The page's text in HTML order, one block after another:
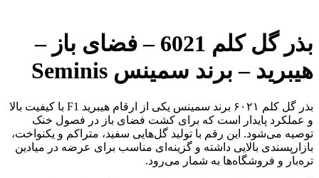
بذر گل کلم 6021 – فضای باز –
هیبرید – برند سمینس Seminis
بذر گل کلم ۶۰۲۱ برند سمینس یکی از ارقام هیبرید F1 با کیفیت بالا
و عملکرد پایدار است که برای کشت فضای باز در فصول خنک
توصیه می‌شود. این رقم با تولید گل‌هایی سفید، متراکم و یکنواخت،
بازارپسندی بالایی داشته و گزینه‌ای مناسب برای عرضه در میادین
تره‌بار و فروشگاه‌ها به شمار می‌رود.